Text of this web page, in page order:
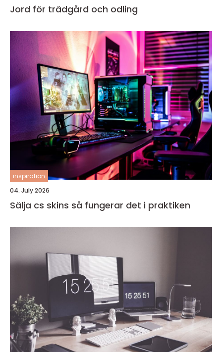
Jord för trädgård och odling
inspiration
04. July 2026
Sälja cs skins så fungerar det i praktiken